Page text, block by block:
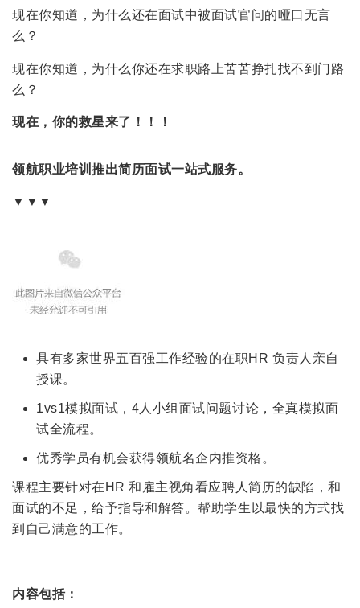
现在你知道，为什么还在面试中被面试官问的哑口无言
么？
现在你知道，为什么你还在求职路上苦苦挣扎找不到门路
么？
现在，你的救星来了！！！
领航职业培训推出简历面试一站式服务。
▼▼▼
具有多家世界五百强工作经验的在职HR 负责人亲自
授课。
1vs1模拟面试，4人小组面试问题讨论，全真模拟面
试全流程。
优秀学员有机会获得领航名企内推资格。
课程主要针对在HR 和雇主视角看应聘人简历的缺陷，和
面试的不足，给予指导和解答。帮助学生以最快的方式找
到自己满意的工作。
内容包括：